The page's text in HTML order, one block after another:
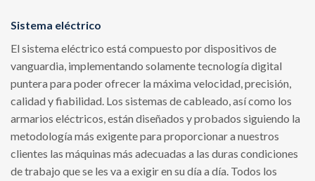
Sistema eléctrico
El sistema eléctrico está compuesto por dispositivos de
vanguardia, implementando solamente tecnología digital
puntera para poder ofrecer la máxima velocidad, precisión,
calidad y fiabilidad. Los sistemas de cableado, así como los
armarios eléctricos, están diseñados y probados siguiendo la
metodología más exigente para proporcionar a nuestros
clientes las máquinas más adecuadas a las duras condiciones
de trabajo que se les va a exigir en su día a día. Todos los